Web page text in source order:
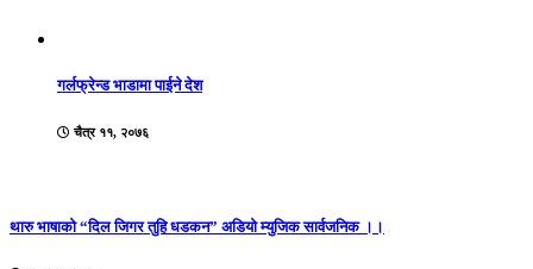
गर्लफ्रेन्ड भाडामा पाईने देश
चैत्र ११, २०७६
थारु भाषाको “दिल जिगर तुहि धडकन” अडियो म्युजिक सार्वजनिक ।।